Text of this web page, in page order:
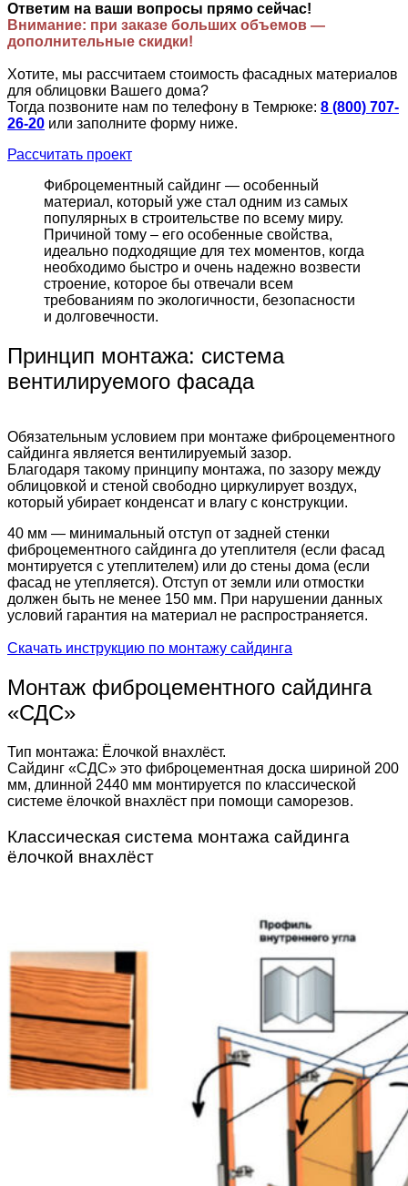
Ответим на ваши вопросы прямо сейчас!
Внимание: при заказе больших объемов —
дополнительные скидки!
Хотите, мы рассчитаем стоимость фасадных материалов
для облицовки Вашего дома?
Тогда позвоните нам по телефону в Темрюке: 8 (800) 707-
26-20 или заполните форму ниже.
Рассчитать проект
Фиброцементный сайдинг — особенный
материал, который уже стал одним из самых
популярных в строительстве по всему миру.
Причиной тому – его особенные свойства,
идеально подходящие для тех моментов, когда
необходимо быстро и очень надежно возвести
строение, которое бы отвечали всем
требованиям по экологичности, безопасности
и долговечности.
Принцип монтажа: система
вентилируемого фасада
Обязательным условием при монтаже фиброцементного
сайдинга является вентилируемый зазор.
Благодаря такому принципу монтажа, по зазору между
облицовкой и стеной свободно циркулирует воздух,
который убирает конденсат и влагу с конструкции.
40 мм — минимальный отступ от задней стенки
фиброцементного сайдинга до утеплителя (если фасад
монтируется с утеплителем) или до стены дома (если
фасад не утепляется). Отступ от земли или отмостки
должен быть не менее 150 мм. При нарушении данных
условий гарантия на материал не распространяется.
Скачать инструкцию по монтажу сайдинга
Монтаж фиброцементного сайдинга
«СДС»
Тип монтажа: Ёлочкой внахлёст.
Сайдинг «СДС» это фиброцементная доска шириной 200
мм, длинной 2440 мм монтируется по классической
системе ёлочкой внахлёст при помощи саморезов.
Классическая система монтажа сайдинга
ёлочкой внахлёст